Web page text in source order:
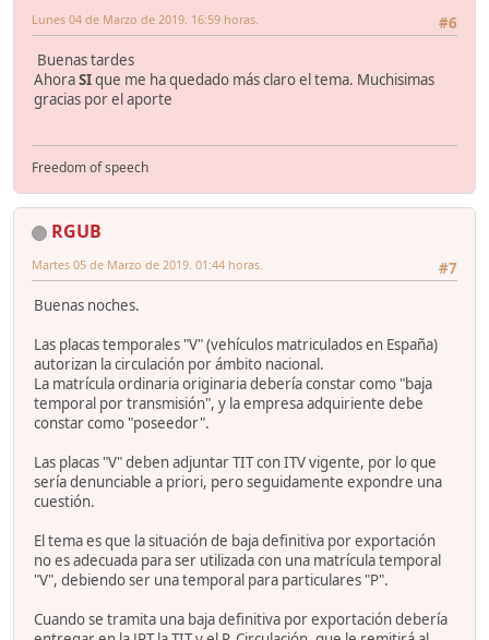
#6
Lunes 04 de Marzo de 2019. 16:59 horas.
Buenas tardes
AhoraSIque me ha quedado más claro el tema. Muchisimas
gracias por el aporte
Freedom of speech
RGUB
#7
Martes 05 de Marzo de 2019. 01:44 horas.
Buenas noches.
Las placas temporales "V" (vehículos matriculados en España)
autorizan la circulación por ámbito nacional.
La matrícula ordinaria originaria debería constar como "baja
temporal por transmisión", y la empresa adquiriente debe
constar como "poseedor".
Las placas "V" deben adjuntar TIT con ITV vigente, por lo que
sería denunciable a priori, pero seguidamente expondre una
cuestión.
El tema es que la situación de baja definitiva por exportación
no es adecuada para ser utilizada con una matrícula temporal
"V", debiendo ser una temporal para particulares "P".
Cuando se tramita una baja definitiva por exportación debería